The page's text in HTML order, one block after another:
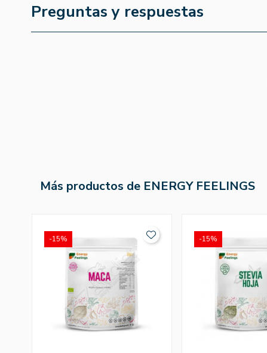
Preguntas y respuestas
Más productos de ENERGY FEELINGS
-15% -15%